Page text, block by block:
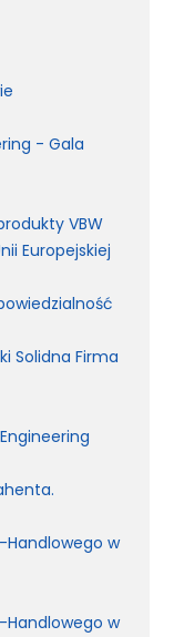
- Gala
VBW
Europejskiej
Solidna Firma
w
w